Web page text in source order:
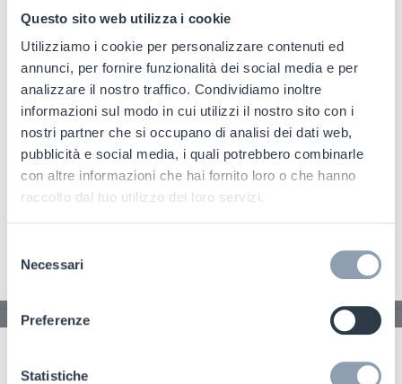
Questo sito web utilizza i cookie
Utilizziamo i cookie per personalizzare contenuti ed
annunci, per fornire funzionalità dei social media e per
analizzare il nostro traffico. Condividiamo inoltre
informazioni sul modo in cui utilizzi il nostro sito con i
nostri partner che si occupano di analisi dei dati web,
pubblicità e social media, i quali potrebbero combinarle
con altre informazioni che hai fornito loro o che hanno
raccolto dal tuo utilizzo dei loro servizi.
delNecessari
Preferenze
Statistiche
del negozio